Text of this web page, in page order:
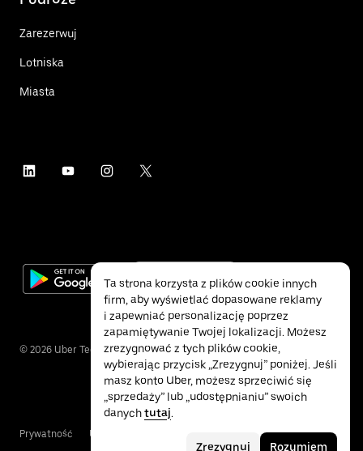
Zarezerwuj
Lotniska
Miasta
© 2026 Uber Technologies Inc.
Prywatność Ułatwienia dostępu
Ta strona korzysta z plików cookie innych
firm, aby wyświetlać dopasowane reklamy
i zapewniać personalizację poprzez
zapamiętywanie Twojej lokalizacji. Możesz
zrezygnować z tych plików cookie,
wybierając przycisk „Zrezygnuj” poniżej. Jeśli
masz konto Uber, możesz sprzeciwić się
„sprzedaży” lub „udostępnianiu” swoich
danychtutaj.
Zrezygnuj Rozumiem